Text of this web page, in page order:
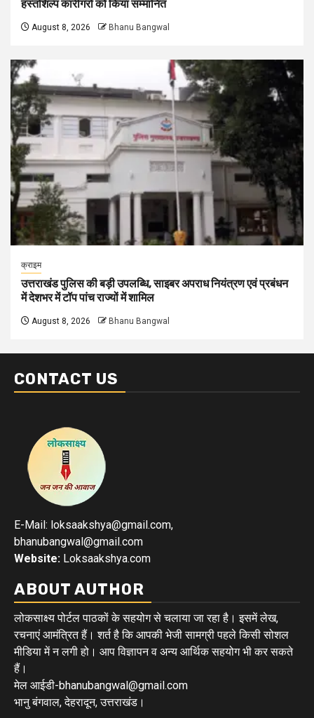
हस्तशिल्प कारीगरों को किया सम्मानित
August 8, 2026 Bhanu Bangwal
क्राइम
उत्तराखंड पुलिस की बड़ी उपलब्धि, साइबर अपराध नियंत्रण एवं प्रबंधन
में देशभर में टॉप पांच राज्यों में शामिल
August 8, 2026 Bhanu Bangwal
CONTACT US
E-Mail: loksaakshya@gmail.com,
bhanubangwal@gmail.com
Website: Loksaakshya.com
ABOUT AUTHOR
लोकसाक्ष्य पोर्टल पाठकों के सहयोग से चलाया जा रहा है। इसमें लेख,
रचनाएं आमंत्रित हैं। शर्त है कि आपकी भेजी सामग्री पहले किसी सोशल
मीडिया में न लगी हो। आप विज्ञापन व अन्य आर्थिक सहयोग भी कर सकते
हैं।
मेल आईडी-bhanubangwal@gmail.com
भानु बंगवाल, देहरादून, उत्तराखंड।